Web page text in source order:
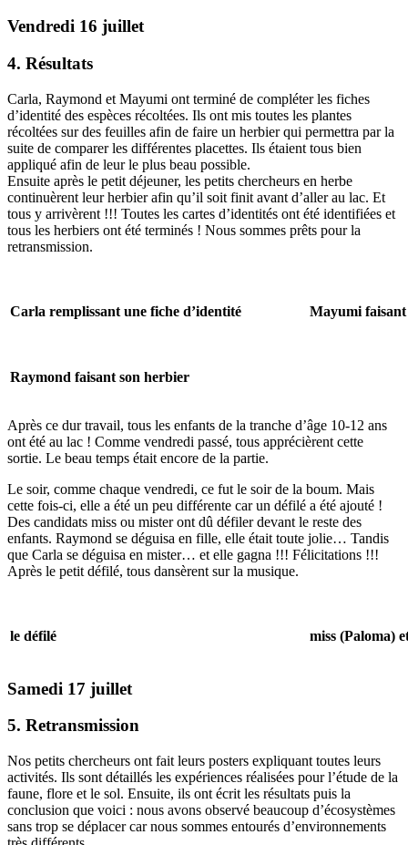
Vendredi 16 juillet
4. Résultats
Carla, Raymond et Mayumi ont terminé de compléter les fiches
d’identité des espèces récoltées. Ils ont mis toutes les plantes
récoltées sur des feuilles afin de faire un herbier qui permettra par la
suite de comparer les différentes placettes. Ils étaient tous bien
appliqué afin de leur le plus beau possible.
Ensuite après le petit déjeuner, les petits chercheurs en herbe
continuèrent leur herbier afin qu’il soit finit avant d’aller au lac. Et
tous y arrivèrent !!! Toutes les cartes d’identités ont été identifiées et
tous les herbiers ont été terminés ! Nous sommes prêts pour la
retransmission.
Carla remplissant une fiche d’identité Mayumi
Raymond faisant son herbier
Après ce dur travail, tous les enfants de la tranche d’âge 10-12 ans
ont été au lac ! Comme vendredi passé, tous apprécièrent cette
sortie. Le beau temps était encore de la partie.
Le soir, comme chaque vendredi, ce fut le soir de la boum. Mais
cette fois-ci, elle a été un peu différente car un défilé a été ajouté !
Des candidats miss ou mister ont dû défiler devant le reste des
enfants. Raymond se déguisa en fille, elle était toute jolie… Tandis
que Carla se déguisa en mister… et elle gagna !!! Félicitations !!!
Après le petit défilé, tous dansèrent sur la musique.
le défilé miss (Paloma)
Samedi 17 juillet
5. Retransmission
Nos petits chercheurs ont fait leurs posters expliquant toutes leurs
activités. Ils sont détaillés les expériences réalisées pour l’étude de la
faune, flore et le sol. Ensuite, ils ont écrit les résultats puis la
conclusion que voici : nous avons observé beaucoup d’écosystèmes
sans trop se déplacer car nous sommes entourés d’environnements